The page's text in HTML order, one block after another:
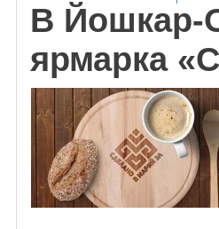
В Йошкар-
ярмарка